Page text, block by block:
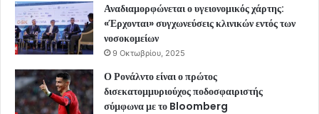
Αναδιαμορφώνεται ο υγειονομικός χάρτης:
«Έρχονται» συγχωνεύσεις κλινικών εντός των
νοσοκομείων
9 Οκτωβρίου, 2025
Ο Ρονάλντο είναι ο πρώτος
δισεκατομμυριούχος ποδοσφαιριστής
σύμφωνα με το Bloomberg